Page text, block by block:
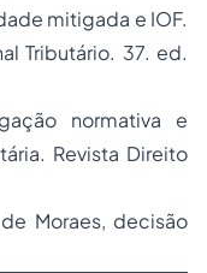
mitigada e IOF.
Tributário. 37. ed.
normativa e
Revista Direito
Moraes, decisão